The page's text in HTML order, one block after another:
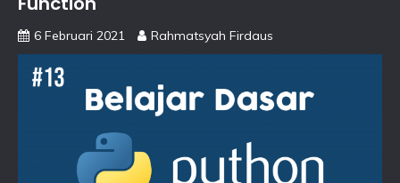
6 Februari 2021 Rahmatsyah Firdaus